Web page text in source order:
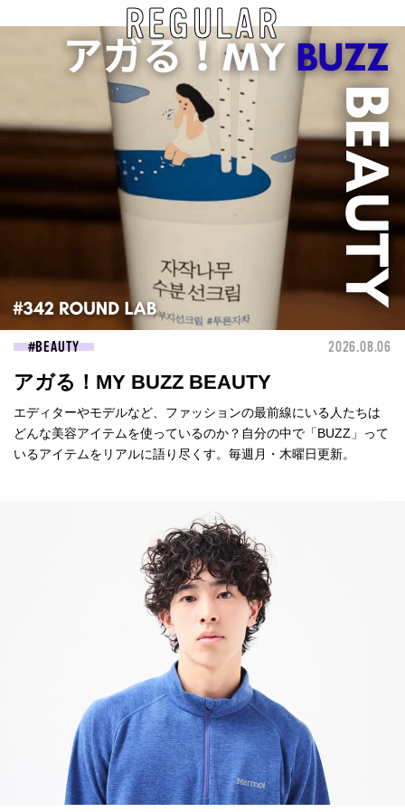
REGULAR
BEAUTY 2026.08.06
アガる！MY BUZZ BEAUTY
エディターやモデルなど、ファッションの最前線にいる人たちは
どんな美容アイテムを使っているのか？自分の中で「BUZZ」って
いるアイテムをリアルに語り尽くす。毎週月・木曜日更新。